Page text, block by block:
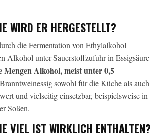
WIRD ER HERGESTELLT?
die Fermentation von Ethylalkohol
Alkohol unter Sauerstoffzufuhr in Essigsäure
Alkohol, meist unter 0,5
sowohl für die Küche als auch
und vielseitig einsetzbar, beispielsweise in
Soßen.
VIEL IST WIRKLICH ENTHALTEN?